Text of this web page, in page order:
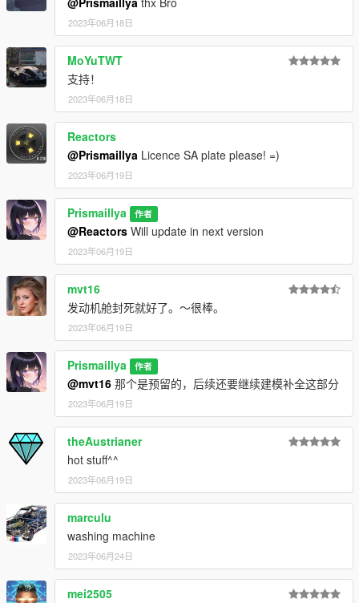
2023年06月18日
MoYuTWT
支持！
2023年06月18日
Reactors
@Prismaillya Licence SA plate please! =)
2023年06月19日
Prismaillya 作者
@Reactors Will update in next version
2023年06月19日
mvt16
发动机舱封死就好了。～很棒。
2023年06月19日
Prismaillya 作者
@mvt16 那个是预留的，后续还要继续建模补全这部分
2023年06月19日
theAustrianer
hot stuff^^
2023年06月19日
marculu
washing machine
2023年06月24日
mei2505